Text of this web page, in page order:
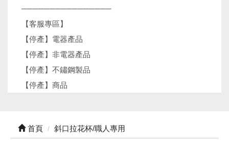
────────────────
【客服專區】
【停產】電器產品
【停產】非電器產品
【停產】不鏽鋼製品
【停產】商品
首頁 斜口拉花杯/職人專用